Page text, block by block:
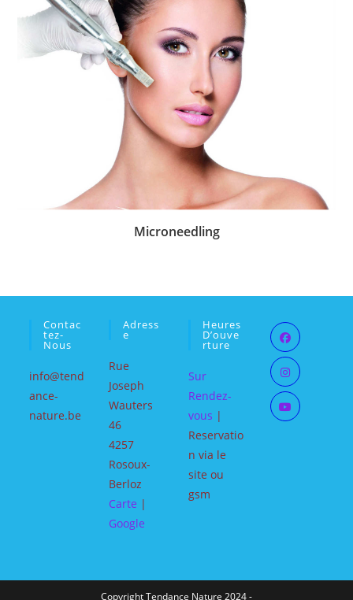
Microneedling
Contac
Tez-
Nous
info@tend
ance-
nature.be
Adress
E
Rue
Joseph
Wauters
46
4257
Rosoux-
Berloz
Carte |
Google
Heures
D’ouve
Rture
Sur
Rendez-
vous |
Reservatio
n via le
site ou
gsm
Copyright Tendance Nature 2024 -